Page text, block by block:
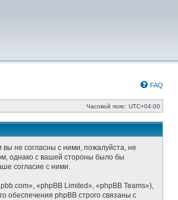
FAQ
Часовой пояс: UTC+04:00
не согласны с ними, пожалуйста, не
однако с вашей стороны было бы
согласие с ними.
«phpBB Limited», «phpBB Teams»),
обеспечения phpBB строго связаны с